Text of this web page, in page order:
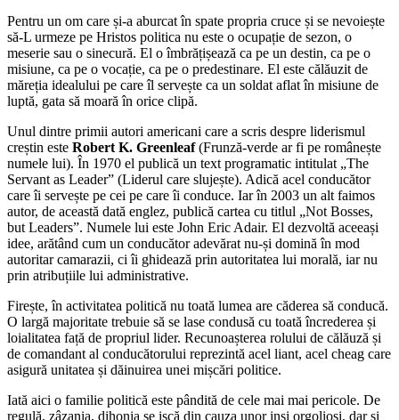
Pentru un om care și-a aburcat în spate propria cruce și se nevoiește
să-L urmeze pe Hristos politica nu este o ocupație de sezon, o
meserie sau o sinecură. El o îmbrățișează ca pe un destin, ca pe o
misiune, ca pe o vocație, ca pe o predestinare. El este călăuzit de
măreția idealului pe care îl servește ca un soldat aflat în misiune de
luptă, gata să moară în orice clipă.
Unul dintre primii autori americani care a scris despre liderismul
creștin este Robert K. Greenleaf(Frunză-verde ar fi pe românește
numele lui). În 1970 el publică un text programatic intitulat „The
Servant as Leader” (Liderul care slujește). Adică acel conducător
care îi servește pe cei pe care îi conduce. Iar în 2003 un alt faimos
autor, de această dată englez, publică cartea cu titlul „Not Bosses,
but Leaders”. Numele lui este John Eric Adair. El dezvoltă aceeași
idee, arătând cum un conducător adevărat nu-și domină în mod
autoritar camarazii, ci îi ghidează prin autoritatea lui morală, iar nu
prin atribuțiile lui administrative.
Firește, în activitatea politică nu toată lumea are căderea să conducă.
O largă majoritate trebuie să se lase condusă cu toată încrederea și
loialitatea față de propriul lider. Recunoașterea rolului de călăuză și
de comandant al conducătorului reprezintă acel liant, acel cheag care
asigură unitatea și dăinuirea unei mișcări politice.
Iată aici o familie politică este pândită de cele mai mai pericole. De
regulă, zâzania, dihonia se iscă din cauza unor inși orgolioși, dar și